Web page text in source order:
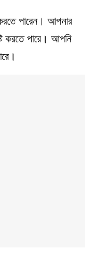
পারেন। আপনার
করতে পারে। আপনি